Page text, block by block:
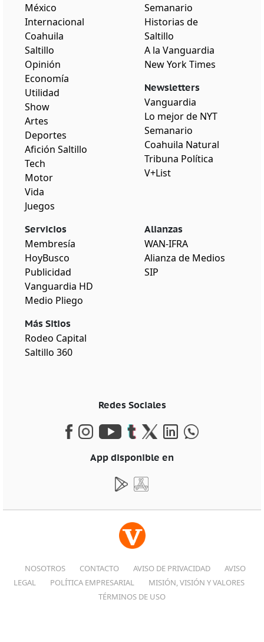
México
Internacional
Coahuila
Saltillo
Opinión
Economía
Utilidad
Show
Artes
Deportes
Afición Saltillo
Tech
Motor
Vida
Juegos
Semanario
Historias de
Saltillo
A la Vanguardia
New York Times
Newsletters
Vanguardia
Lo mejor de NYT
Semanario
Coahuila Natural
Tribuna Política
V+List
Servicios
Membresía
HoyBusco
Publicidad
Vanguardia HD
Medio Pliego
Más Sitios
Rodeo Capital
Saltillo 360
Alianzas
WAN-IFRA
Alianza de Medios
SIP
Redes Sociales
App disponible en
NOSOTROS CONTACTO AVISO DE PRIVACIDAD
AVISO
LEGAL
POLÍTICA EMPRESARIAL
MISIÓN, VISIÓN Y VALORES
TÉRMINOS DE USO